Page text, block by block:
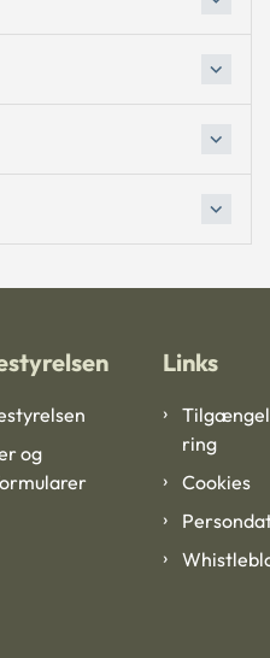
og
Links
ring
Cookies